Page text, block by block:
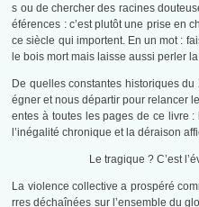
s ou de chercher des racines
éférences : c’est plutôt une prise en
ce siècle qui importent. En un mot :
le bois mort mais laisse aussi perler
De quelles constantes historiques
égner et nous départir pour relancer
entes à toutes les pages de ce livre
l’inégalité chronique et la déraison
Le tragique ? C’est
La violence collective a prospéré
rres déchaînées sur l’ensemble du